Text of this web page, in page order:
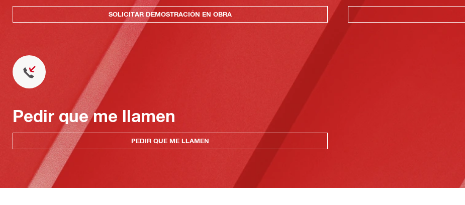
SOLICITAR DEMOSTRACIÓN EN OBRA
Pedir que me llamen
PEDIR QUE ME LLAMEN